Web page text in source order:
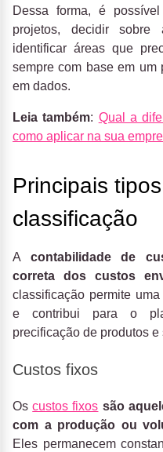
Dessa forma, é
projetos, decidir
identificar áreas que
sempre com base em um
em dados.
Leia também: Qual a
como aplicar na sua
Principais
classificação
A contabilidade de
correta dos custos
classificação permite uma
e contribui para o
precificação de produtos e
Custos fixos
Oscustos fixos são
com a produção ou
Eles permanecem